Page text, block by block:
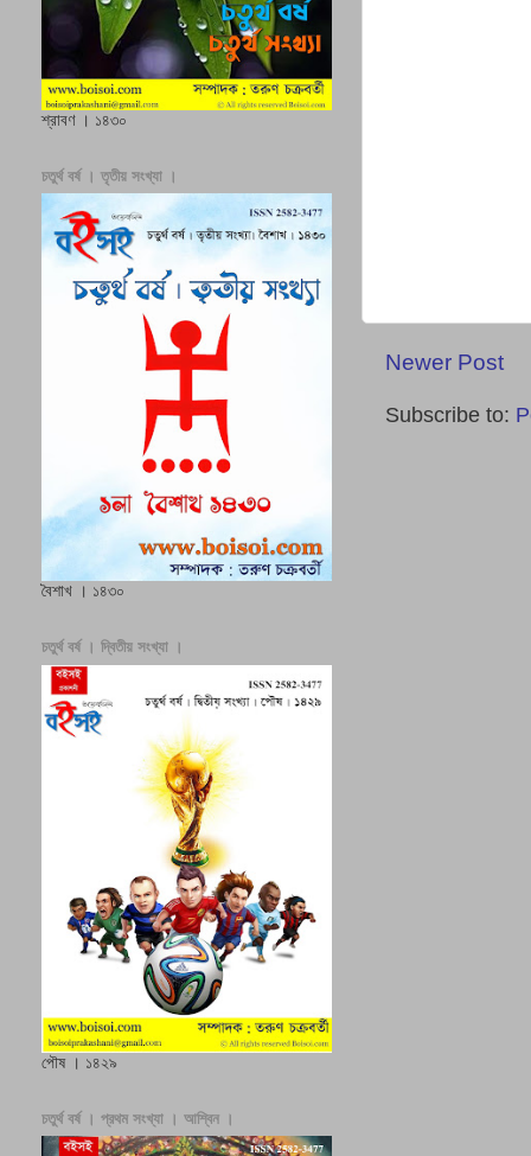
Newer Post
Subscribe to:
শ্রাবণ । ১৪৩০
চতুর্থ বর্ষ । তৃতীয় সংখ্যা ।
বৈশাখ । ১৪৩০
চতুর্থ বর্ষ । দ্বিতীয় সংখ্যা ।
পৌষ । ১৪২৯
চতুর্থ বর্ষ । প্রথম সংখ্যা । আশ্বিন ।